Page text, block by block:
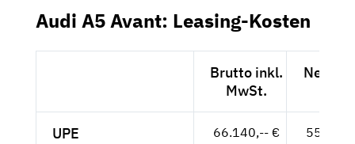
Audi A5 Avant: Leasing-Kosten
Brutto inkl.
MwSt.
Netto
UPE 66.140,-- €